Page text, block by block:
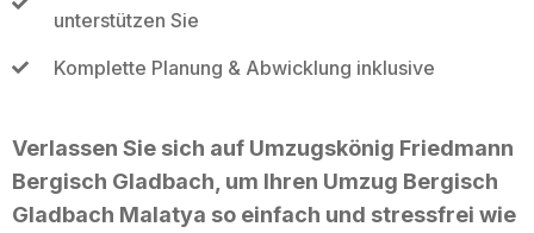
unterstützen Sie
Komplette Planung & Abwicklung inklusive
Verlassen Sie sich auf Umzugskönig Friedmann
Bergisch Gladbach, um Ihren Umzug Bergisch
Gladbach Malatya so einfach und stressfrei wie